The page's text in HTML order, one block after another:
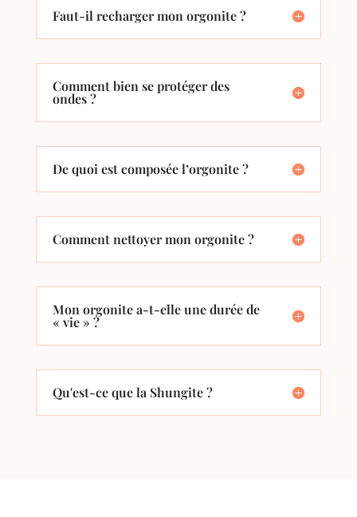
Faut-il recharger mon orgonite ?
Comment bien se protéger des
ondes ?
De quoi est composée l’orgonite ?
Comment nettoyer mon orgonite ?
Mon orgonite a-t-elle une durée de
« vie » ?
Qu'est-ce que la Shungite ?